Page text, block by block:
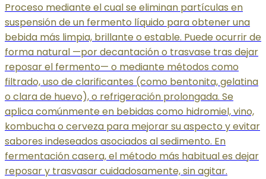
Proceso mediante el cual se eliminan partículas en
suspensión de un fermento líquido para obtener una
bebida más limpia, brillante o estable. Puede ocurrir de
forma natural —por decantación o trasvase tras dejar
reposar el fermento— o mediante métodos como
filtrado, uso de clarificantes (como bentonita, gelatina
o clara de huevo), o refrigeración prolongada. Se
aplica comúnmente en bebidas como hidromiel, vino,
kombucha o cerveza para mejorar su aspecto y evitar
sabores indeseados asociados al sedimento. En
fermentación casera, el método más habitual es dejar
reposar y trasvasar cuidadosamente, sin agitar.